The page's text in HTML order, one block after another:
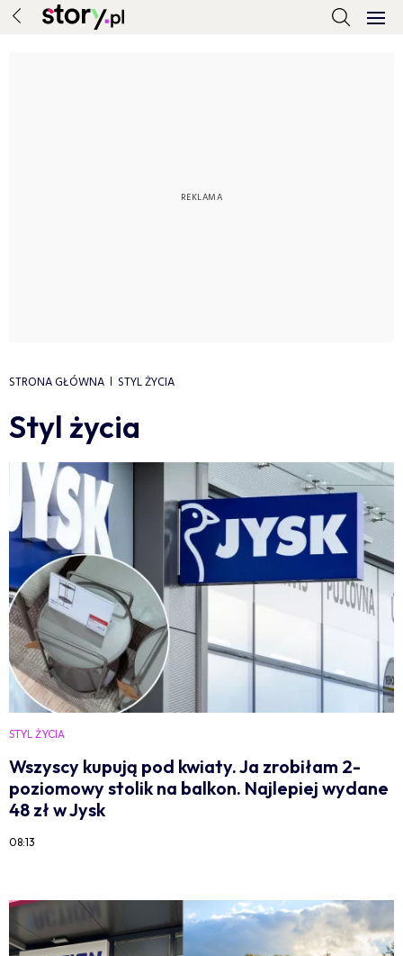
STRONA GŁÓWNA STYL ŻYCIA
Styl życia
STYL ŻYCIA
Wszyscy kupują pod kwiaty. Ja zrobiłam 2-
poziomowy stolik na balkon. Najlepiej wydane
48 zł w Jysk
08:13